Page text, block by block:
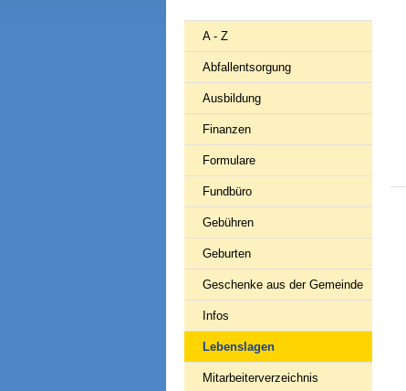
A - Z
Abfallentsorgung
Ausbildung
Finanzen
Formulare
Fundbüro
Gebühren
Geburten
Geschenke aus der Gemeinde
Infos
Lebenslagen
Mitarbeiterverzeichnis